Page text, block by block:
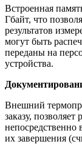
Встроенная
Гбайт, что
результатов
могут быть
переданы на
устройства.
Внешний
заказу,
непосредственно
их завершения